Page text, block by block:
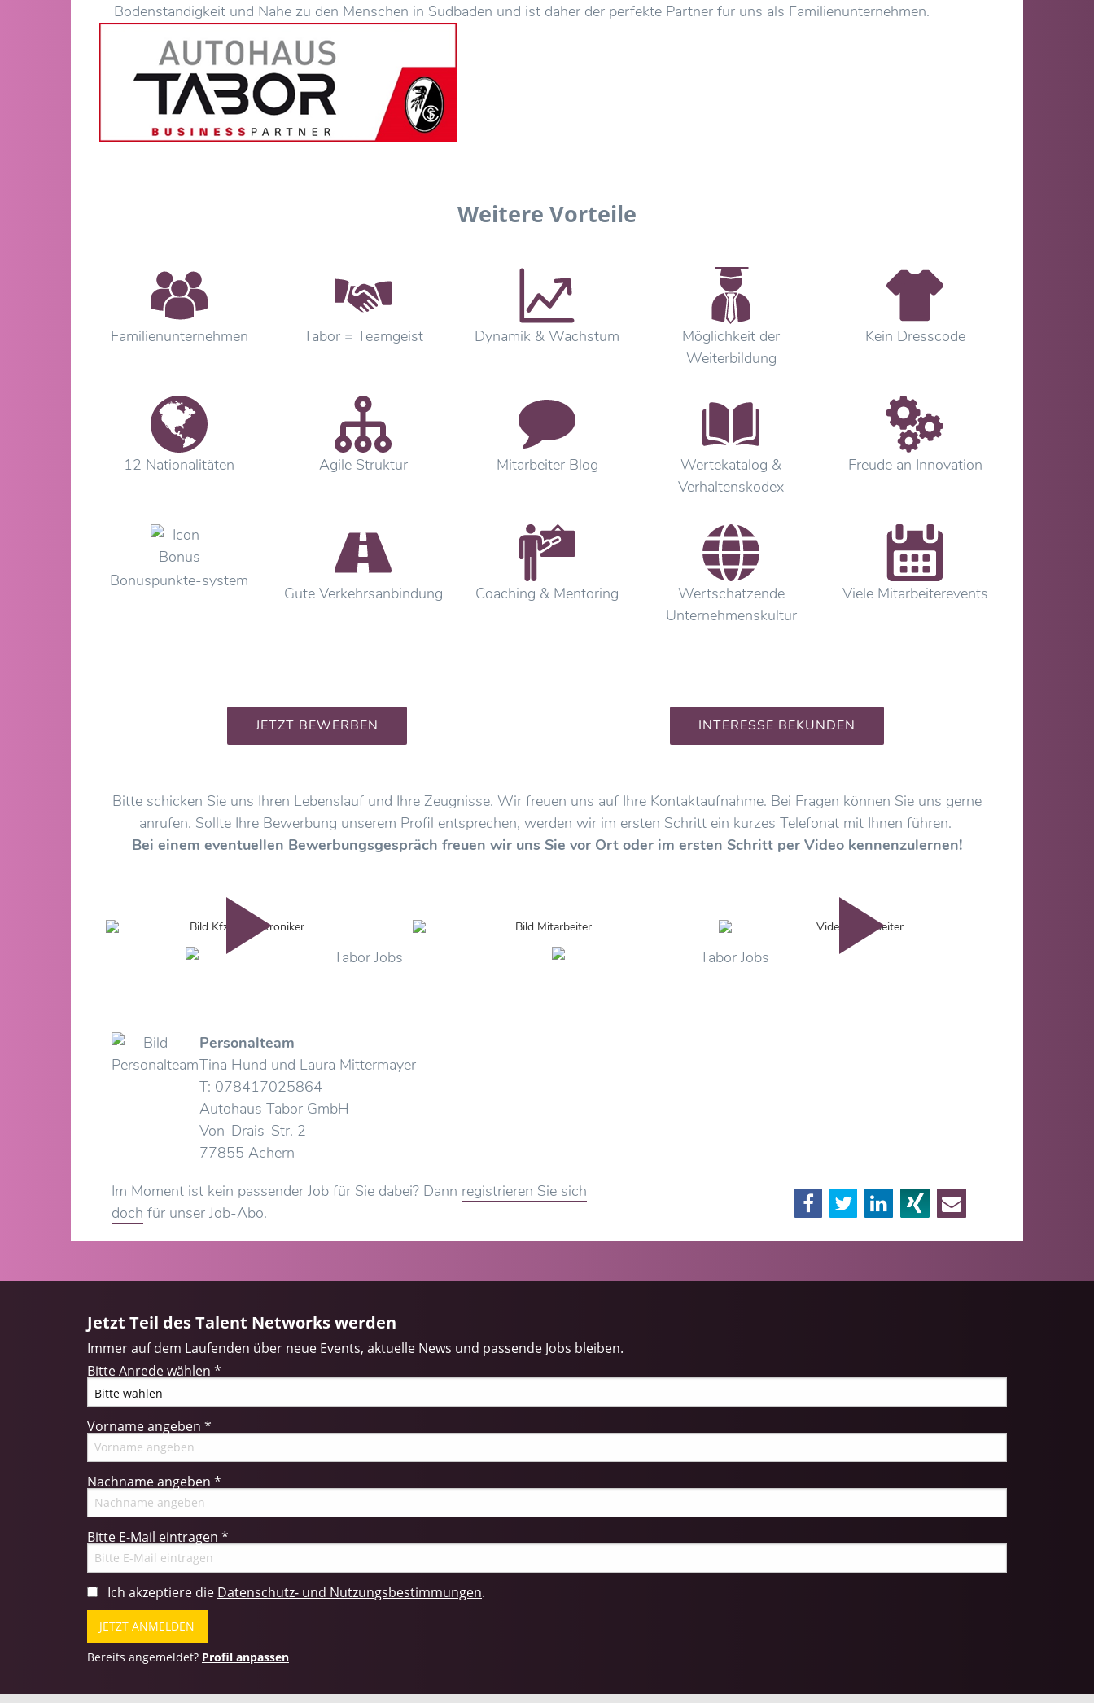
Bodenständigkeit und Nähe zu den Menschen in Südbaden und ist daher der perfekte Partner für uns als Familienunternehmen.
Weitere Vorteile
Familienunternehmen Tabor = Teamgeist Dynamik & Wachstum
Möglichkeit der
Weiterbildung
Kein Dresscode
12 Nationalitäten Agile Struktur Mitarbeiter Blog
Wertekatalog &
Verhaltenskodex
Freude an Innovation
Bonuspunkte-system
Gute Verkehrsanbindung Coaching & Mentoring
Wertschätzende
Unternehmenskultur
Viele Mitarbeiterevents
JETZT BEWERBEN INTERESSE BEKUNDEN
Bitte schicken Sie uns Ihren Lebenslauf und Ihre Zeugnisse. Wir freuen uns auf Ihre Kontaktaufnahme. Bei Fragen können Sie uns gerne
anrufen. Sollte Ihre Bewerbung unserem Profil entsprechen, werden wir im ersten Schritt ein kurzes Telefonat mit Ihnen führen.
Bei einem eventuellen Bewerbungsgespräch freuen wir uns Sie vor Ort oder im ersten Schritt per Video kennenzulernen!
Personalteam
Tina Hund und Laura Mittermayer
T: 078417025864
Autohaus Tabor GmbH
Von-Drais-Str. 2
77855 Achern
Im Moment ist kein passender Job für Sie dabei? Dann registrieren Sie sich
doch für unser Job-Abo.
Jetzt Teil des Talent Networks werden
Immer auf dem Laufenden über neue Events, aktuelle News und passende Jobs bleiben.
Bitte Anrede wählen *
Vorname angeben *
Nachname angeben *
Bitte E-Mail eintragen *
Ich akzeptiere die Datenschutz- und Nutzungsbestimmungen.
Bereits angemeldet? Profil anpassen